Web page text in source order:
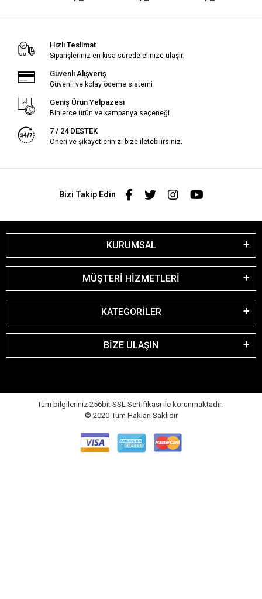
Hızlı Teslimat
Siparişleriniz en kısa sürede elinize ulaşır.
Güvenli Alışveriş
Güvenli ve kolay ödeme sistemi
Geniş Ürün Yelpazesi
Binlerce ürün ve kampanya seçeneği
7 / 24 DESTEK
Öneri ve şikayetlerinizi bize iletebilirsiniz.
Bizi Takip Edin
KURUMSAL
MÜŞTERİ HİZMETLERİ
KATEGORİLER
BİZE ULAŞIN
Tüm bilgileriniz 256bit SSL Sertifikası ile korunmaktadır.
© 2020 Tüm Hakları Saklıdır